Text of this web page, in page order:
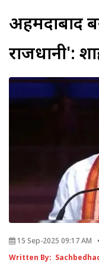
अहमदाबाद
राजधानी':
15 Sep-2025 09:17 AM
Written By: